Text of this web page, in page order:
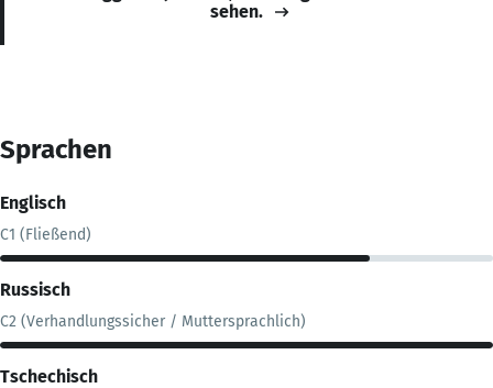
sehen.
Sprachen
Englisch
C1 (Fließend)
Russisch
C2 (Verhandlungssicher / Muttersprachlich)
Tschechisch